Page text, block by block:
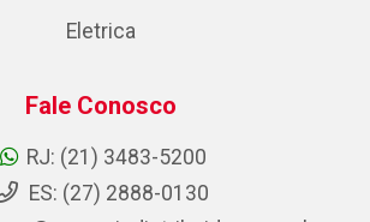
Eletrica
Fale Conosco
RJ: (21) 3483-5200
ES: (27) 2888-0130